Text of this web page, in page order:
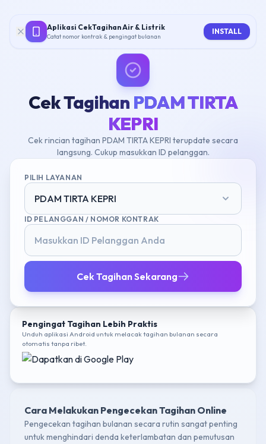
Aplikasi CekTagihan Air & Listrik
Catat nomor kontrak & pengingat bulanan
INSTALL
Cek Tagihan PDAM TIRTA
KEPRI
Cek rincian tagihan PDAM TIRTA KEPRI terupdate secara
langsung. Cukup masukkan ID pelanggan.
PILIH LAYANAN
PDAM TIRTA KEPRI
ID PELANGGAN / NOMOR KONTRAK
Cek Tagihan Sekarang
Pengingat Tagihan Lebih Praktis
Unduh aplikasi Android untuk melacak tagihan bulanan secara
otomatis tanpa ribet.
Cara Melakukan Pengecekan Tagihan Online
Pengecekan tagihan bulanan secara rutin sangat penting
untuk menghindari denda keterlambatan dan pemutusan